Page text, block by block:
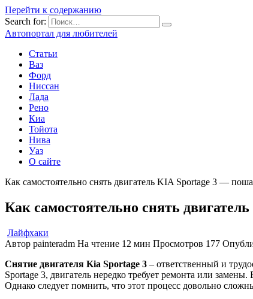
Перейти к содержанию
Search for:
Автопортал для любителей
Статьи
Ваз
Форд
Ниссан
Лада
Рено
Киа
Тойота
Нива
Уаз
О сайте
Как самостоятельно снять двигатель KIA Sportage 3 —
Как самостоятельно снять
Лайфхаки
Автор painteradm На чтение 12 мин Просмотров 177
Снятие двигателя Kia Sportage 3 – ответственный и
Sportage 3, двигатель нередко требует ремонта или
Однако следует помнить, что этот процесс довольно